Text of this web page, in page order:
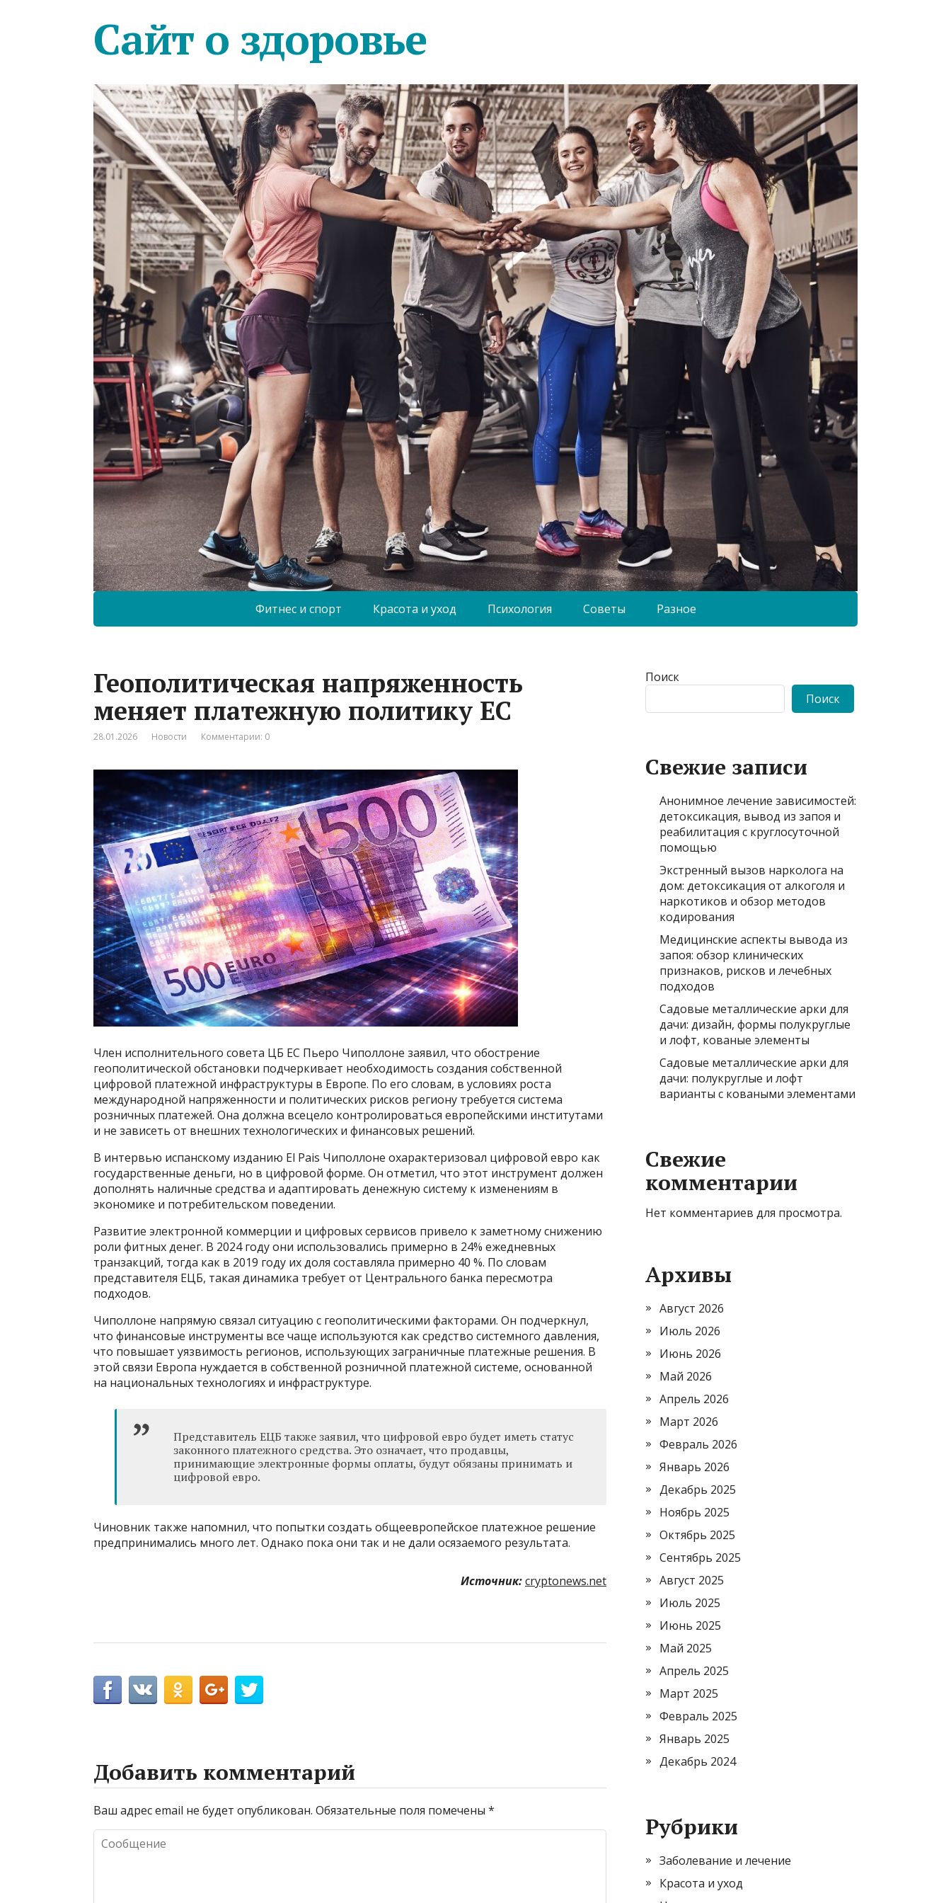
Сайт о здоровье
Фитнес и спорт Красота и уход Психология Советы Разное
Геополитическая напряженность
меняет платежную политику ЕС
28.01.2026 Новости Комментарии: 0
Член исполнительного совета ЦБ ЕС Пьеро Чиполлоне заявил, что обострение
геополитической обстановки подчеркивает необходимость создания собственной
цифровой платежной инфраструктуры в Европе. По его словам, в условиях роста
международной напряженности и политических рисков региону требуется система
розничных платежей. Она должна всецело контролироваться европейскими институтами
и не зависеть от внешних технологических и финансовых решений.
В интервью испанскому изданию El Pais Чиполлоне охарактеризовал цифровой евро как
государственные деньги, но в цифровой форме. Он отметил, что этот инструмент должен
дополнять наличные средства и адаптировать денежную систему к изменениям в
экономике и потребительском поведении.
Развитие электронной коммерции и цифровых сервисов привело к заметному снижению
роли фитных денег. В 2024 году они использовались примерно в 24% ежедневных
транзакций, тогда как в 2019 году их доля составляла примерно 40 %. По словам
представителя ЕЦБ, такая динамика требует от Центрального банка пересмотра
подходов.
Чиполлоне напрямую связал ситуацию с геополитическими факторами. Он подчеркнул,
что финансовые инструменты все чаще используются как средство системного давления,
что повышает уязвимость регионов, использующих заграничные платежные решения. В
этой связи Европа нуждается в собственной розничной платежной системе, основанной
на национальных технологиях и инфраструктуре.
Представитель ЕЦБ также заявил, что цифровой евро будет иметь статус
законного платежного средства. Это означает, что продавцы,
принимающие электронные формы оплаты, будут обязаны принимать и
цифровой евро.
Чиновник также напомнил, что попытки создать общеевропейское платежное решение
предпринимались много лет. Однако пока они так и не дали осязаемого результата.
Источник:cryptonews.net
Добавить комментарий
Ваш адрес email не будет опубликован. Обязательные поля помечены *
Поиск
Поиск
Свежие записи
Анонимное лечение зависимостей:
детоксикация, вывод из запоя и
реабилитация с круглосуточной
помощью
Экстренный вызов нарколога на
дом: детоксикация от алкоголя и
наркотиков и обзор методов
кодирования
Медицинские аспекты вывода из
запоя: обзор клинических
признаков, рисков и лечебных
подходов
Садовые металлические арки для
дачи: дизайн, формы полукруглые
и лофт, кованые элементы
Садовые металлические арки для
дачи: полукруглые и лофт
варианты с коваными элементами
Свежие
комментарии
Нет комментариев для просмотра.
Архивы
Август 2026
Июль 2026
Июнь 2026
Май 2026
Апрель 2026
Март 2026
Февраль 2026
Январь 2026
Декабрь 2025
Ноябрь 2025
Октябрь 2025
Сентябрь 2025
Август 2025
Июль 2025
Июнь 2025
Май 2025
Апрель 2025
Март 2025
Февраль 2025
Январь 2025
Декабрь 2024
Рубрики
Заболевание и лечение
Красота и уход